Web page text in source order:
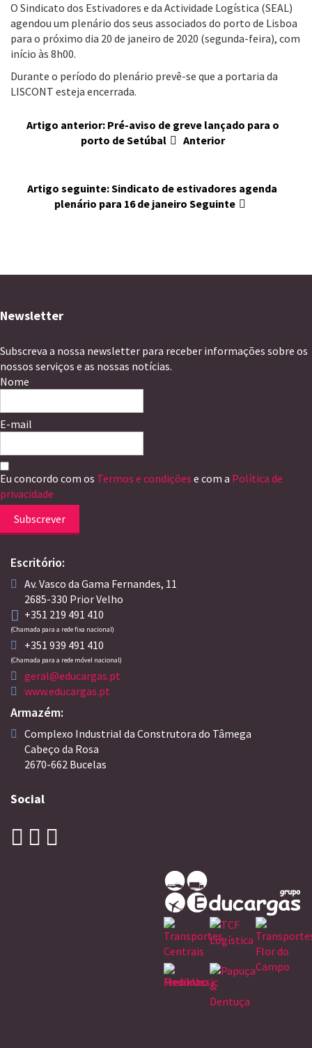
O Sindicato dos Estivadores e da Actividade Logística (SEAL)
agendou um plenário dos seus associados do porto de Lisboa
para o próximo dia 20 de janeiro de 2020 (segunda-feira), com
início às 8h00.
Durante o período do plenário prevê-se que a portaria da
LISCONT esteja encerrada.
Artigo anterior: Pré-aviso de greve lançado para o
porto de Setúbal
Anterior
Artigo seguinte: Sindicato de estivadores agenda
plenário para 16 de janeiro Seguinte
Newsletter
Subscreva a nossa newsletter para receber informações sobre os
nossos serviços e as nossas notícias.
Nome
E-mail
Eu concordo com os Termos e condições e com a Política de
privacidade
Subscrever
Escritório:
Av. Vasco da Gama Fernandes, 11
2685-330 Prior Velho
+351 219 491 410
(Chamada para a rede fixa nacional)
+351 939 491 410
(Chamada para a rede móvel nacional)
geral@educargas.pt
www.educargas.pt
Armazém:
Complexo Industrial da Construtora do Tâmega
Cabeço da Rosa
2670-662 Bucelas
Social